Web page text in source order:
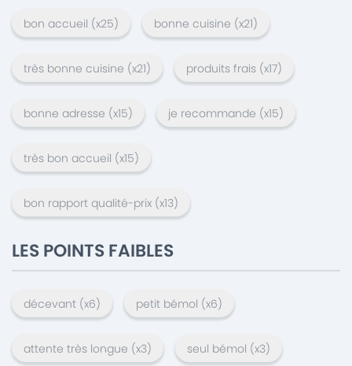
bon accueil (x25) bonne cuisine (x21)
très bonne cuisine (x21) produits frais (x17)
bonne adresse (x15) je recommande (x15)
très bon accueil (x15)
bon rapport qualité-prix (x13)
LES POINTS FAIBLES
décevant (x6) petit bémol (x6)
attente très longue (x3) seul bémol (x3)